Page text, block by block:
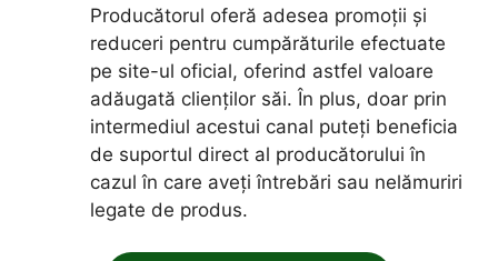
Producătorul oferă adesea promoții și
reduceri pentru cumpărăturile efectuate
pe site-ul oficial, oferind astfel valoare
adăugată clienților săi. În plus, doar prin
intermediul acestui canal puteți beneficia
de suportul direct al producătorului în
cazul în care aveți întrebări sau nelămuriri
legate de produs.